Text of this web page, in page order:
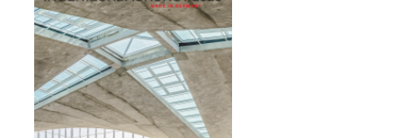
Fachgebiete
Produkte
Werben